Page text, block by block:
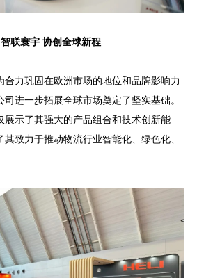
智联寰宇 协创全球新程
合力巩固在欧洲市场的地位和品牌影响力
进一步拓展全球市场奠定了坚实基础。
展示了其强大的产品组合和技术创新能
致力于推动物流行业智能化、绿色化、